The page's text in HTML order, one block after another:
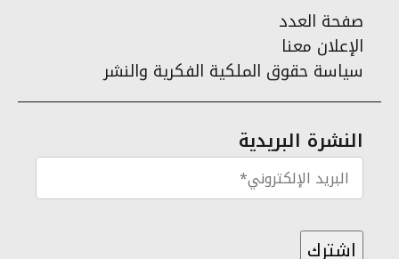
صفحة العدد
الإعلان معنا
سياسة حقوق الملكية الفكرية والنشر
النشرة البريدية